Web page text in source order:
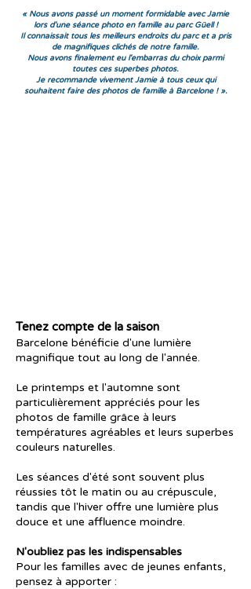
« Nous avons passé un moment formidable avec Jamie
lors d'une séance photo en famille au parc Güell !
Il connaissait tous les meilleurs endroits du parc et a pris
de magnifiques clichés de notre famille.
Nous avons finalement eu l'embarras du choix parmi
toutes ces superbes photos.
Je recommande vivement Jamie à tous ceux qui
souhaitent faire des photos de famille à Barcelone ! ».
Tenez compte de la saison
Barcelone bénéficie d'une lumière
magnifique tout au long de l'année.
Le printemps et l'automne sont
particulièrement appréciés pour les
photos de famille grâce à leurs
températures agréables et leurs superbes
couleurs naturelles.
Les séances d'été sont souvent plus
réussies tôt le matin ou au crépuscule,
tandis que l'hiver offre une lumière plus
douce et une affluence moindre.
N'oubliez pas les indispensables
Pour les familles avec de jeunes enfants,
pensez à apporter :